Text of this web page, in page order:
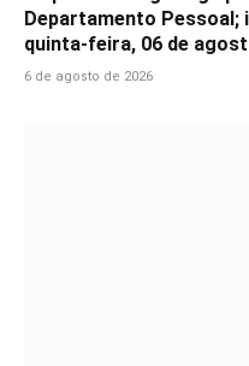
Departamento
quinta-feira, 06 de
6 de agosto de 2026